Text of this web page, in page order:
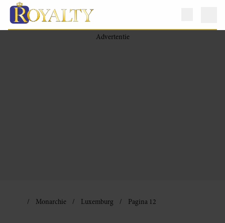
Monarchie Luxemburg Pagina 12